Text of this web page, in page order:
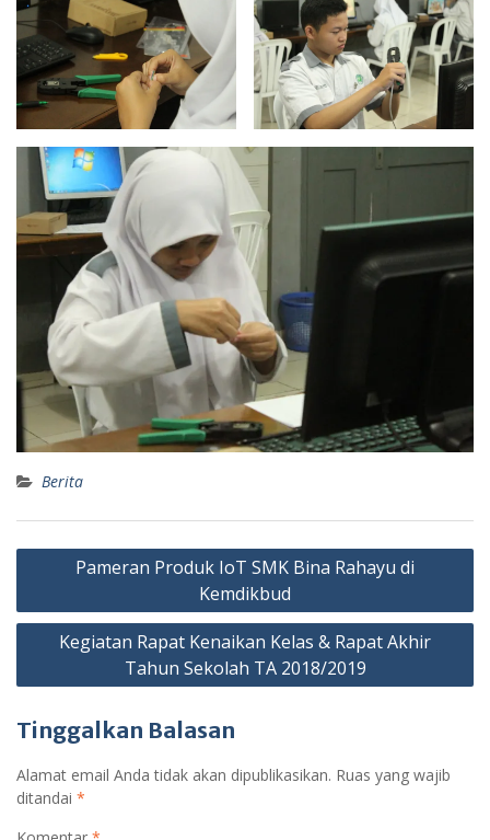
Berita
Navigasi
Pameran Produk IoT SMK Bina Rahayu di
Kemdikbud
Kegiatan Rapat Kenaikan Kelas & Rapat Akhir
Tahun Sekolah TA 2018/2019
Tinggalkan Balasan
Alamat email Anda tidak akan dipublikasikan. Ruas yang wajib
ditandai *